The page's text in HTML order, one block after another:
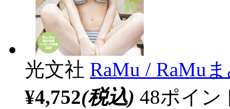
光文社 RaMu / RaMu
¥4,752(税込) 48ポイ